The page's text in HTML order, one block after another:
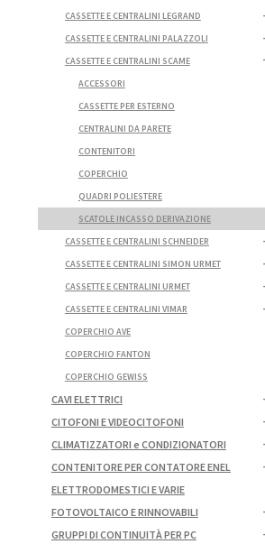
CASSETTE E CENTRALINI LEGRAND
CASSETTE E CENTRALINI PALAZZOLI
CASSETTE E CENTRALINI SCAME
ACCESSORI
CASSETTE PER ESTERNO
CENTRALINI DA PARETE
CONTENITORI
COPERCHIO
QUADRI POLIESTERE
SCATOLE INCASSO DERIVAZIONE
CASSETTE E CENTRALINI SCHNEIDER
CASSETTE E CENTRALINI SIMON URMET
CASSETTE E CENTRALINI URMET
CASSETTE E CENTRALINI VIMAR
COPERCHIO AVE
COPERCHIO FANTON
COPERCHIO GEWISS
CAVI ELETTRICI
CITOFONI E VIDEOCITOFONI
CLIMATIZZATORI e CONDIZIONATORI
CONTENITORE PER CONTATORE ENEL
ELETTRODOMESTICI E VARIE
FOTOVOLTAICO E RINNOVABILI
GRUPPI DI CONTINUITÀ PER PC